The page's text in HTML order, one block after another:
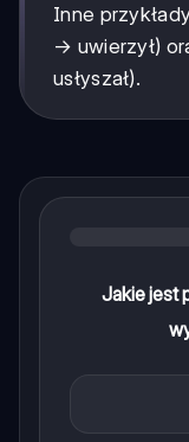
Inne
→ uwierzył)
usłyszał).
Jakie jest